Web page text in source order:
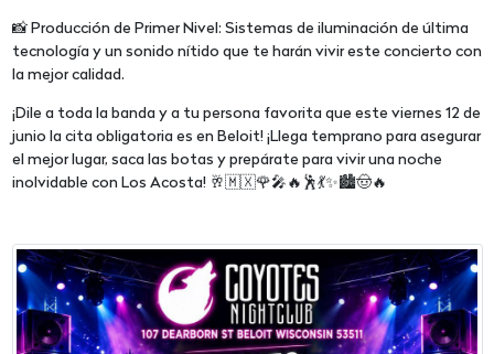
📸 Producción de Primer Nivel: Sistemas de iluminación de última
tecnología y un sonido nítido que te harán vivir este concierto con
la mejor calidad.
¡Dile a toda la banda y a tu persona favorita que este viernes 12 de
junio la cita obligatoria es en Beloit! ¡Llega temprano para asegurar
el mejor lugar, saca las botas y prepárate para vivir una noche
inolvidable con Los Acosta! 🥂🇲🇽🌹🎤🔥🕺💃✨🏙️🤠🔥